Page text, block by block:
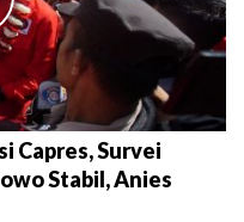
Capres, Survei
Stabil, Anies